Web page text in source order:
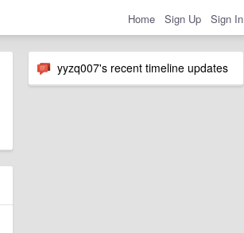
Home Sign Up Sign In
yyzq007's recent timeline updates